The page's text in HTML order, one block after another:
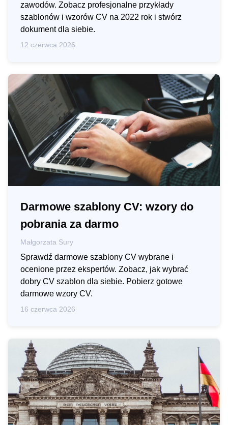
zawodów. Zobacz profesjonalne przykłady
szablonów i wzorów CV na 2022 rok i stwórz
dokument dla siebie.
12 czerwca 2026
Darmowe szablony CV: wzory do
pobrania za darmo
Małgorzata Sury
Sprawdź darmowe szablony CV wybrane i
ocenione przez ekspertów. Zobacz, jak wybrać
dobry CV szablon dla siebie. Pobierz gotowe
darmowe wzory CV.
16 czerwca 2026